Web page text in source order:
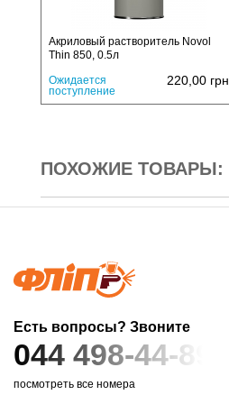
Акриловый растворитель Novol
Thin 850, 0.5л
Ожидается
поступление
220,00 грн
ПОХОЖИЕ ТОВАРЫ:
Есть вопросы? Звоните
044 498-44-89
посмотреть все номера